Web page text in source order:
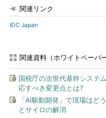
関連リンク
IDC Japan
関連資料（ホワイトペーパー
国税庁の次世代基幹システ
応すべき変更点とは?
「AI駆動開発」で現場はど
とサイロの解消